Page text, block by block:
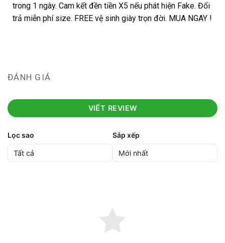
trong 1 ngày. Cam kết đền tiền X5 nếu phát hiện Fake. Đổi
trả miễn phí size. FREE vệ sinh giày trọn đời. MUA NGAY !
ĐÁNH GIÁ
VIẾT REVIEW
Lọc sao Sắp xếp